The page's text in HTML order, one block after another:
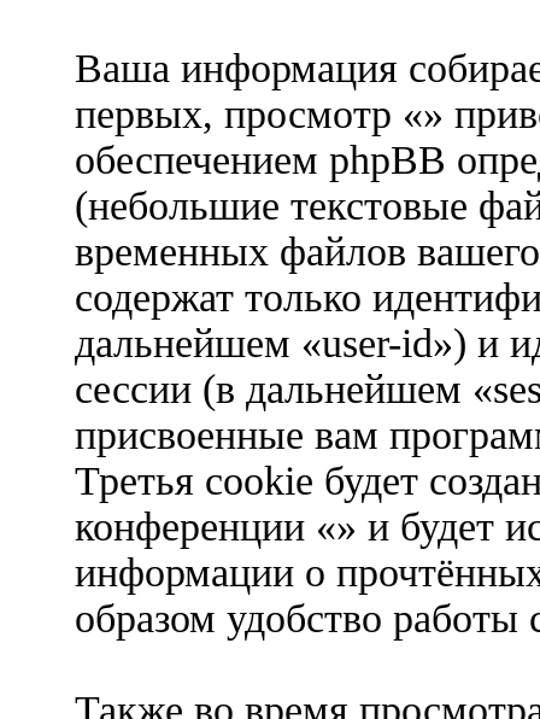
Ваша информация
первых, просмотр «»
обеспечением phpBB
(небольшие текстовые
временных файлов
содержат только
дальнейшем «user-id») и
сессии (в дальнейшем
присвоенные вам
Третья cookie будет
конференции «» и будет
информации о
образом удобство
Также во время